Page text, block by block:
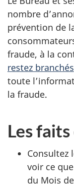
nombre
prévention de
fraude, à la
restez branchés
toute
la fraude.
Les
Consultez
voir ce
du Mois